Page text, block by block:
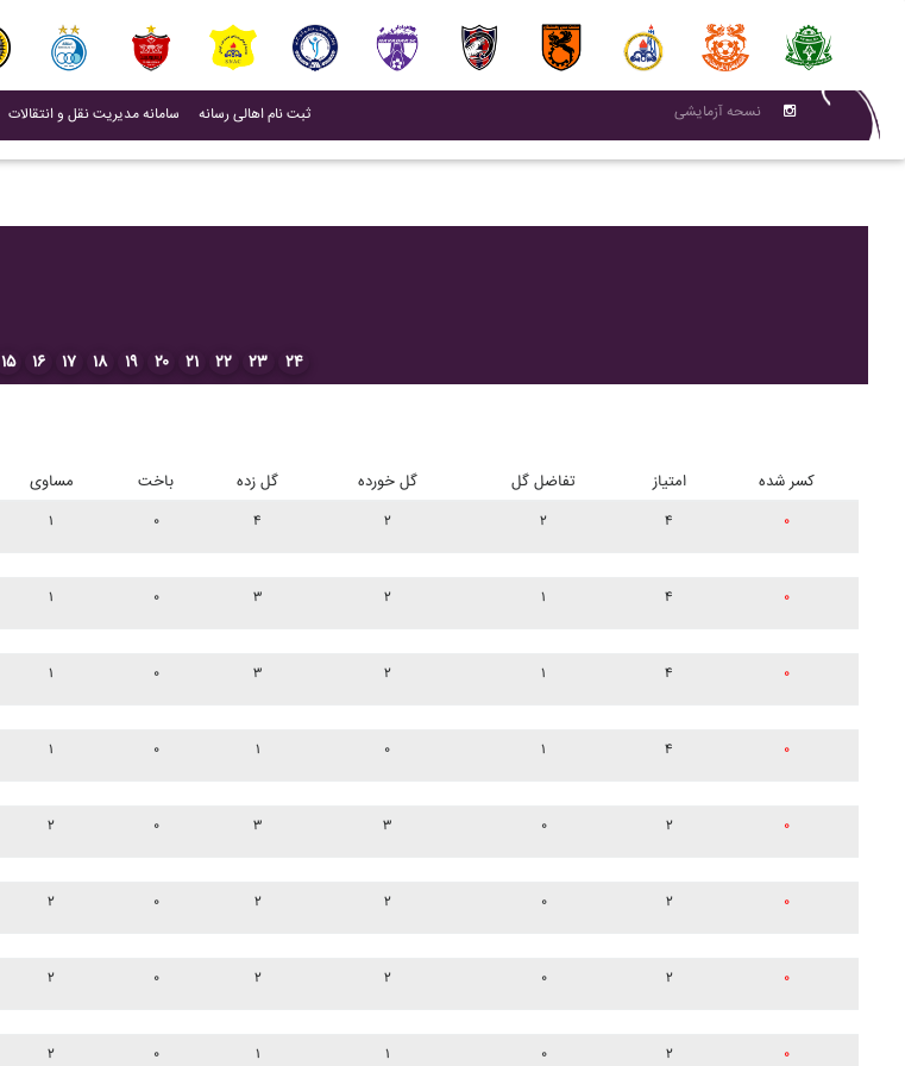
سامانه مدیریت نقل و انتقالات (current)
ثبت نام اهالی رسانه(current) نسحه آزمایشی
۱۵ ۱۶ ۱۷ ۱۸ ۱۹ ۲۰ ۲۱ ۲۲ ۲۳ ۲۴
مساوی باخت گل زده گل خورده تفاضل گل امتیاز کسر شده
۱ ۰ ۴ ۲ ۲ ۴ ۰
۱ ۰ ۳ ۲ ۱ ۴ ۰
۱ ۰ ۳ ۲ ۱ ۴ ۰
۱ ۰ ۱ ۰ ۱ ۴ ۰
۲ ۰ ۳ ۳ ۰ ۲ ۰
۲ ۰ ۲ ۲ ۰ ۲ ۰
۲ ۰ ۲ ۲ ۰ ۲ ۰
۲ ۰ ۱ ۱ ۰ ۲ ۰